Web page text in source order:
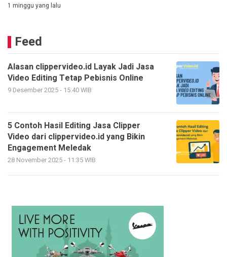
1 minggu yang lalu
Feed
Alasan clippervideo.id Layak Jadi Jasa
Video Editing Tetap Pebisnis Online
9 Desember 2025 - 15:40 WIB
5 Contoh Hasil Editing Jasa Clipper
Video dari clippervideo.id yang Bikin
Engagement Meledak
28 November 2025 - 11:35 WIB